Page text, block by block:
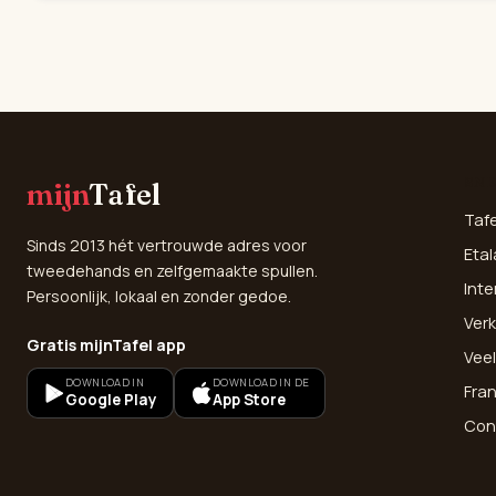
mijnTafel
Sinds 2013 hét vertrouwde adres voor
tweedehands en zelfgemaakte spullen.
Persoonlijk, lokaal en zonder gedoe.
Gratis mijnTafel app
DOWNLOAD IN
Google Play
DOWNLOAD IN DE
App Store